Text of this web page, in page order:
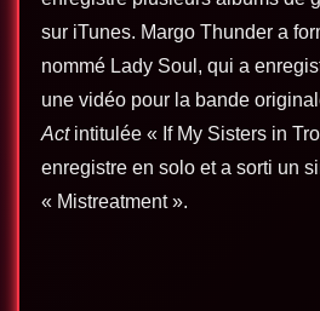
sur iTunes. Margo Thunder a
nommé Lady Soul, qui a
une vidéo pour la bande
Actintitulée « If My Sisters in
enregistre en solo et a sorti un
« Mistreatment ».